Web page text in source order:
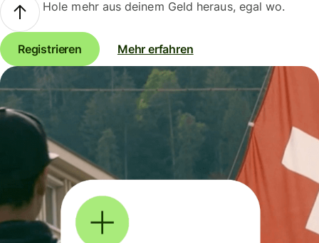
Hole mehr aus deinem Geld heraus, egal wo.
Registrieren Mehr erfahren